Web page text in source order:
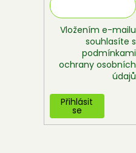
Vložením e-mailu
souhlasíte s
podmínkami
ochrany osobních
údajů
Přihlásit
se